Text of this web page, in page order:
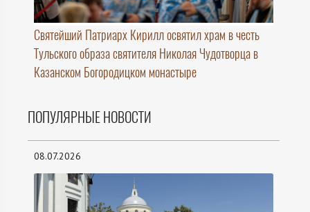
Святейший Патриарх Кирилл освятил храм в честь
Тульского образа святителя Николая Чудотворца в
Казанском Богородицком монастыре
ПОПУЛЯРНЫЕ НОВОСТИ
08.07.2026